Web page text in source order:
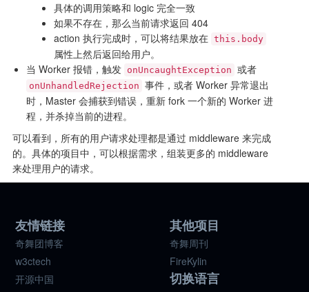
具体的调用策略和 logic 完全一致
如果不存在，那么当前请求返回 404
action 执行完成时，可以将结果放在 this.body
属性上然后返回给用户。
当 Worker 报错，触发 onUncaughtException 或者
onUnhandledRejection 事件，或者 Worker 异常退出
时，Master 会捕获到错误，重新 fork 一个新的 Worker 进
程，并杀掉当前的进程。
可以看到，所有的用户请求处理都是通过 middleware 来完成
的。具体的项目中，可以根据需求，组装更多的 middleware
来处理用户的请求。
友情链接
奇舞团博客
w3ctech
开源中国
其他项目
奇舞周刊
FireKylin
切换语言